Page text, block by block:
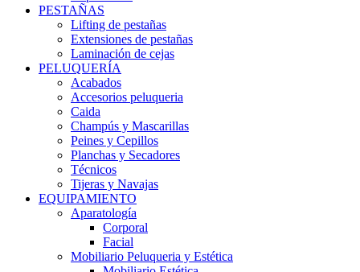
PESTAÑAS
Lifting de pestañas
Extensiones de pestañas
Laminación de cejas
PELUQUERÍA
Acabados
Accesorios peluqueria
Caida
Champús y Mascarillas
Peines y Cepillos
Planchas y Secadores
Técnicos
Tijeras y Navajas
EQUIPAMIENTO
Aparatología
Corporal
Facial
Mobiliario Peluqueria y Estética